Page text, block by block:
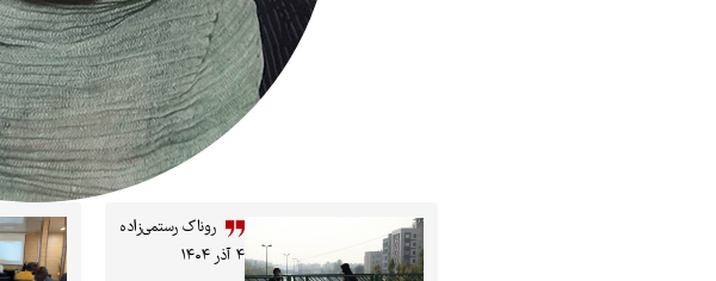
روناک رستمی‌زاده
۴ آذر ۱۴۰۴